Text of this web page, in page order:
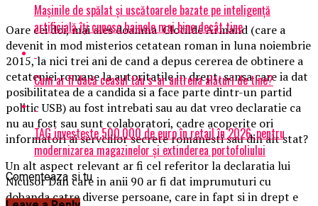
Oare cei doi, mai ales doamna Clotilde Armand (care a
devenit in mod misterios cetatean roman in luna noiembrie
2015, la nici trei ani de cand a depus cererea de obtinere a
cetateniei romane la autoritatile in drept, sansa care ia dat
posibilitatea de a candida si a face parte dintr-un partid
politic USB) au fost intrebati sau au dat vreo declaratie ca
nu au fost sau sunt colaboratori, cadre acoperite ori
informatori ai servciilor secrete romanesti sau din alt stat?
Un alt aspect relevant ar fi cel referitor la declaratia lui
Nicusor Dan care in anii 90 ar fi dat imprumuturi cu
dobanda catre diverse persoane, care in fapt si in drept e
Mașinile de spălat și uscătoarele bazate pe inteligență
artificială îți cunosc hainele mai bine decât tine
Cum ar fi dacă ceasul tău s-ar antrena alături de tine?
TAG investește 500.000 de euro în retail în 2026, pentru
modernizarea magazinelor și extinderea portofoliului
Comenteaza si tu